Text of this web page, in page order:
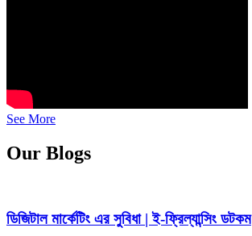
See More
Our Blogs
ডিজিটাল মার্কেটিং এর সুবিধা | ই-ফ্রিল্যান্সিং ডটকম